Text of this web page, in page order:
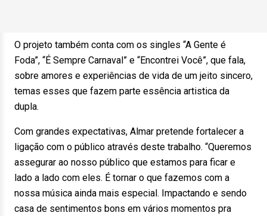
O projeto também conta com os singles “A Gente é
Foda”, “É Sempre Carnaval” e “Encontrei Você”, que fala,
sobre amores e experiências de vida de um jeito sincero,
temas esses que fazem parte essência artistica da
dupla.
Com grandes expectativas, Almar pretende fortalecer a
ligação com o público através deste trabalho. “Queremos
assegurar ao nosso público que estamos para ficar e
lado a lado com eles. É tornar o que fazemos com a
nossa música ainda mais especial. Impactando e sendo
casa de sentimentos bons em vários momentos pra